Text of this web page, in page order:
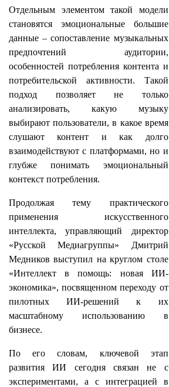
Отдельным элементом такой модели
становятся эмоциональные большие
данные – сопоставление музыкальных
предпочтений аудитории,
особенностей потребления контента и
потребительской активности. Такой
подход позволяет не только
анализировать, какую музыку
выбирают пользователи, в какое время
слушают контент и как долго
взаимодействуют с платформами, но и
глубже понимать эмоциональный
контекст потребления.
Продолжая тему практического
применения искусственного
интеллекта, управляющий директор
«Русской Медиагруппы» Дмитрий
Медников выступил на круглом столе
«Интеллект в помощь: новая ИИ-
экономика», посвященном переходу от
пилотных ИИ-решений к их
масштабному использованию в
бизнесе.
По его словам, ключевой этап
развития ИИ сегодня связан не с
экспериментами, а с интеграцией в